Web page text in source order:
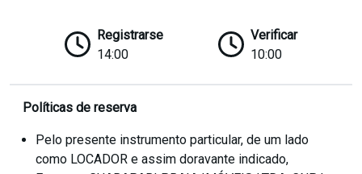
Registrarse
14:00
Verificar
10:00
Políticas de reserva
Pelo presente instrumento particular, de um lado
como LOCADOR e assim doravante indicado,